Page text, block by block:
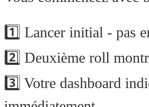
1️⃣ Lancer initial ‑ pas
2️⃣ Deuxième roll
3️⃣ Votre dashboard